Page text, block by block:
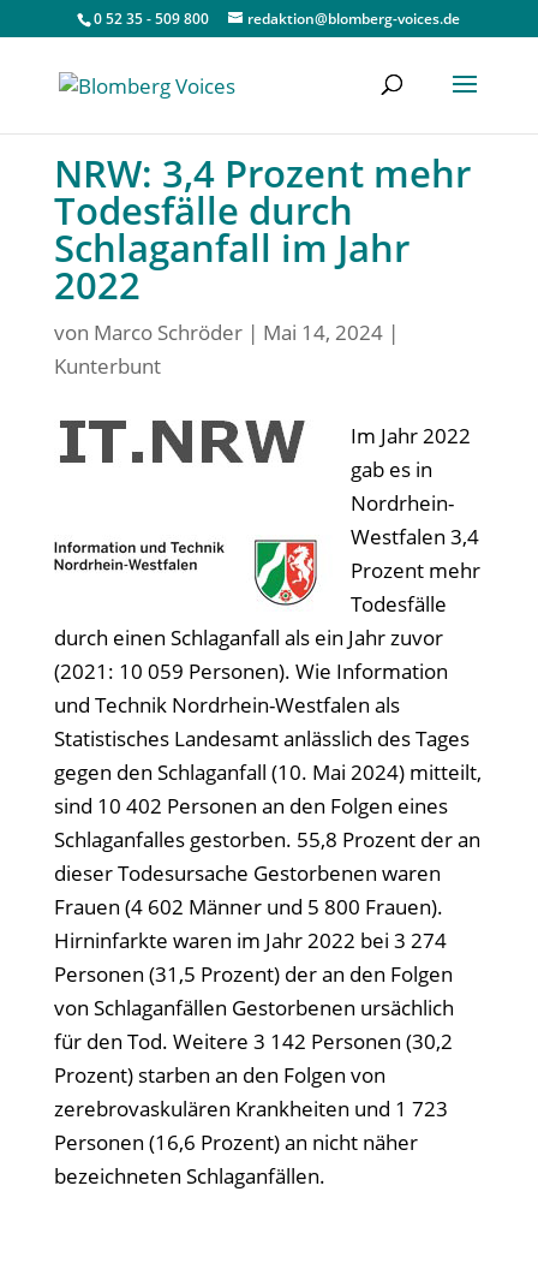
0 52 35 - 509 800 redaktion@blomberg-voices.de
NRW: 3,4 Prozent mehr
Todesfälle durch
Schlaganfall im Jahr
2022
von Marco Schröder| Mai 14, 2024|
Kunterbunt
Im Jahr 2022
gab es in
Nordrhein-
Westfalen 3,4
Prozent mehr
Todesfälle
durch einen Schlaganfall als ein Jahr zuvor
(2021: 10 059 Personen). Wie Information
und Technik Nordrhein-Westfalen als
Statistisches Landesamt anlässlich des Tages
gegen den Schlaganfall (10. Mai 2024) mitteilt,
sind 10 402 Personen an den Folgen eines
Schlaganfalles gestorben. 55,8 Prozent der an
dieser Todesursache Gestorbenen waren
Frauen (4 602 Männer und 5 800 Frauen).
Hirninfarkte waren im Jahr 2022 bei 3 274
Personen (31,5 Prozent) der an den Folgen
von Schlaganfällen Gestorbenen ursächlich
für den Tod. Weitere 3 142 Personen (30,2
Prozent) starben an den Folgen von
zerebrovaskulären Krankheiten und 1 723
Personen (16,6 Prozent) an nicht näher
bezeichneten Schlaganfällen.